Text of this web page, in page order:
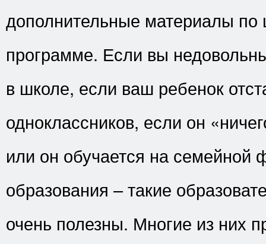
дополнительные материалы по
программе. Если вы
в школе, если ваш ребенок
одноклассников, если он
или он обучается на семейной
образования – такие
очень полезны. Многие из них